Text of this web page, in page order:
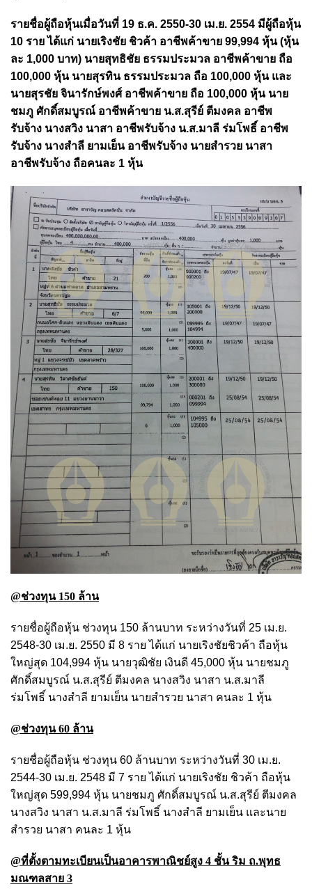
รายชื่อผู้ถือหุ้นเมื่อวันที่ 19 ธ.ค. 2550-30 เม.ย. 2554 มีผู้ถือหุ้น
10 ราย ได้แก่ นายเริงชัย ชิวค้า อาชีพค้าขาย 99,994 หุ้น (หุ้น
ละ 1,000 บาท) นายสุทธิชัย ธรรมประมวล อาชีพค้าขาย ถือ
100,000 หุ้น นายสุรทิน ธรรมประมวล ถือ 100,000 หุ้น และ
นายสุรชัย จินารักษ์พงศ์ อาชีพค้าขาย ถือ 100,000 หุ้น นาย
ชมภู ศักดิ์สมบูรณ์ อาชีพค้าขาย น.ส.สุรีย์ ตีมงคล อาชีพ
รับจ้าง นางสวิง นาสา อาชีพรับจ้าง น.ส.มาลี ร่มโพธิ์ อาชีพ
รับจ้าง นางสำลี ยามเย็น อาชีพรับจ้าง นายสำรวย นาสา
อาชีพรับจ้าง ถือคนละ 1 หุ้น
@ช่วงทุน 150 ล้าน
รายชื่อผู้ถือหุ้น ช่วงทุน 150 ล้านบาท ระหว่างวันที่ 25 เม.ย.
2548-30 เม.ย. 2550 มี 8 ราย ได้แก่ นายเริงชัยชิวค้า ถือหุ้น
ใหญ่สุด 104,994 หุ้น นายวุฒิชัย เงินดี 45,000 หุ้น นายชมภู
ศักดิ์สมบูรณ์ น.ส.สุรีย์ ตีมงคล นางสวิง นาสา น.ส.มาลี
ร่มโพธิ์ นางสำลี ยามเย็น นายสำรวย นาสา คนละ 1 หุ้น
@ช่วงทุน 60 ล้าน
รายชื่อผู้ถือหุ้น ช่วงทุน 60 ล้านบาท ระหว่างวันที่ 30 เม.ย.
2544-30 เม.ย. 2548 มี 7 ราย ได้แก่ นายเริงชัย ชิวค้า ถือหุ้น
ใหญ่สุด 599,994 หุ้น นายชมภู ศักดิ์สมบูรณ์ น.ส.สุรีย์ ตีมงคล
นางสวิง นาสา น.ส.มาลี ร่มโพธิ์ นางสำลี ยามเย็น และนาย
สำรวย นาสา คนละ 1 หุ้น
@ที่ตั้งตามทะเบียนเป็นอาคารพาณิชย์สูง 4 ชั้น ริม ถ.พุทธ
มณฑลสาย 3